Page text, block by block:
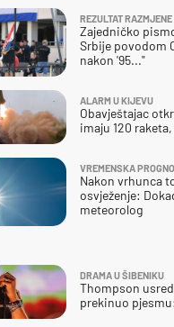
REZULTAT RAZMJENE
Zajedničko
Srbije povodom
nakon '95..."
ALARM U KIJEVU
Obavještajac
imaju 120
VREMENSKA
Nakon vrhunca
osvježenje:
meteorolog
DRAMA U ŠIBENIKU
Thompson
prekinuo